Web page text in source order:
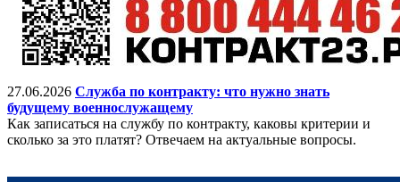
27.06.2026 Служба по контракту: что нужно знать
будущему военнослужащему
Как записаться на службу по контракту, каковы критерии и
сколько за это платят? Отвечаем на актуальные вопросы.